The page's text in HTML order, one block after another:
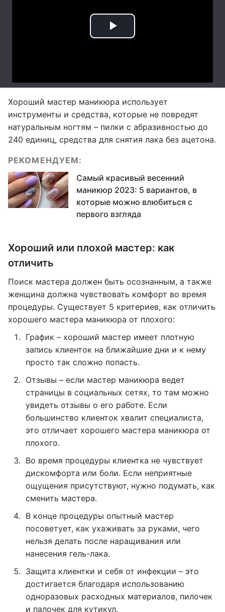
Хороший мастер маникюра использует
инструменты и средства, которые не повредят
натуральным ногтям – пилки с абразивностью до
240 единиц, средства для снятия лака без ацетона.
РЕКОМЕНДУЕМ:
Самый красивый весенний
маникюр 2023: 5 вариантов, в
которые можно влюбиться с
первого взгляда
Хороший или плохой мастер: как
отличить
Поиск мастера должен быть осознанным, а также
женщина должна чувствовать комфорт во время
процедуры. Существует 5 критериев, как отличить
хорошего мастера маникюра от плохого:
График – хороший мастер имеет плотную
запись клиенток на ближайшие дни и к нему
просто так сложно попасть.
Отзывы – если мастер маникюра ведет
страницы в социальных сетях, то там можно
увидеть отзывы о его работе. Если
большинство клиенток хвалит специалиста,
это отличает хорошего мастера маникюра от
плохого.
Во время процедуры клиентка не чувствует
дискомфорта или боли. Если неприятные
ощущения присутствуют, нужно подумать, как
сменить мастера.
В конце процедуры опытный мастер
посоветует, как ухаживать за руками, чего
нельзя делать после наращивания или
нанесения гель-лака.
Защита клиентки и себя от инфекции – это
достигается благодаря использованию
одноразовых расходных материалов, пилочек
и палочек для кутикул.